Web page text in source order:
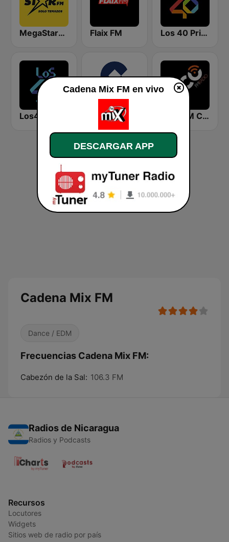
MegaStarFM Flaix FM Los 40 Principales
Arco FM Cantabria
Cadena Mix FM
Dance / EDM
Frecuencias Cadena Mix FM:
Cabezón de la Sal: 106.3 FM
Radios de Nicaragua
Radios y Podcasts
Recursos
Locutores
Widgets
Sitios web de radio por país
Cadena Mix FM en vivo
DESCARGAR APP